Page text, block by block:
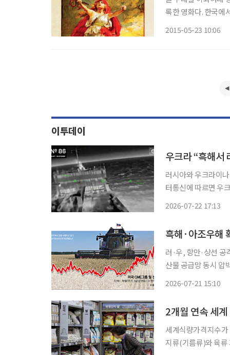
록한 영화다. 한국에
2015-05-23 10:06
이투데이
우크라 “흑해서
러시아와 우크라이나가 흑
터통신에 따르면 우
2026-07-22 17:13
흑해·아조우해
러·우, 항만·상선 공
산물 공급망 동시 압
2026-07-21 15:10
2개월 연속 세
세계식량가격지수
지류(기름류)와 육류 가격은 상승했다. 농림축